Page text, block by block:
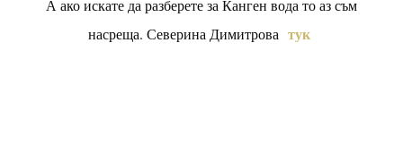
А ако искате да разберете за Канген вода то аз съм
насреща. Северина Димитрова тук